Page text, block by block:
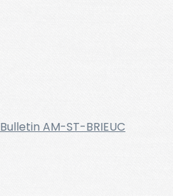
BulletinAM-ST-BRIEUC